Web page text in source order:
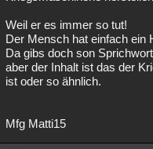
Weil er es immer so tut!
Der Mensch hat einfach ein
Da gibs doch son
aber der Inhalt ist das der
ist oder so ähnlich.
Mfg Matti15